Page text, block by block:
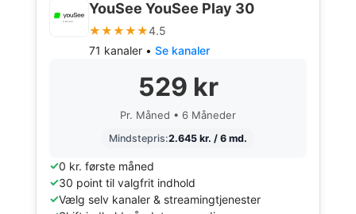
YouSee YouSee Play 30
★★★★★4.5
71 kanaler • Se kanaler
529 kr
Pr. Måned • 6 Måneder
Mindstepris:2.645 kr. / 6 md.
0 kr. første måned
30 point til valgfrit indhold
Vælg selv kanaler & streamingtjenester